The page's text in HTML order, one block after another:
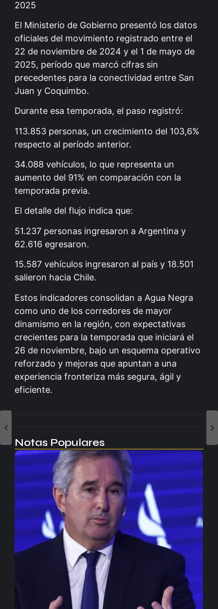
2025
El Ministerio de Gobierno presentó los datos
oficiales del movimiento registrado entre el
22 de noviembre de 2024 y el 1 de mayo de
2025, período que marcó cifras sin
precedentes para la conectividad entre San
Juan y Coquimbo.
Durante esa temporada, el paso registró:
113.853 personas, un crecimiento del 103,6%
respecto al período anterior.
34.088 vehículos, lo que representa un
aumento del 91% en comparación con la
temporada previa.
El detalle del flujo indica que:
51.237 personas ingresaron a Argentina y
62.616 egresaron.
15.587 vehículos ingresaron al país y 18.501
salieron hacia Chile.
Estos indicadores consolidan a Agua Negra
como uno de los corredores de mayor
dinamismo en la región, con expectativas
crecientes para la temporada que iniciará el
26 de noviembre, bajo un esquema operativo
reforzado y mejoras que apuntan a una
experiencia fronteriza más segura, ágil y
eficiente.
Notas Populares